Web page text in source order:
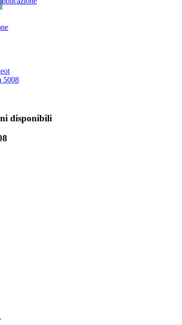
disponibili